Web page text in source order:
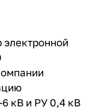
электронной
6 кВ и РУ 0,4 кВ